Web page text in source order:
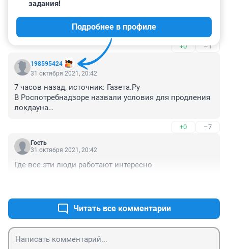
1 ноября 2021, 10:02
А потом будут ныть какие они бедные и несчастные,
целую неделю не работали. И совсем без денег
+0 –1
198595424
задания!
Подробнее в профиле
31 октября 2021, 20:42
7 часов назад, источник: Газета.Ру
В Роспотребнадзоре назвали условия для продления
локдауна
Роспотребнадзора Александр Горелов заявил, что
при коэффициенте распространения коронавируса
больше единицы нельзя исключать продления
«Известиям». получите и распишитесь😂
+0 –7
Гость
31 октября 2021, 20:42
Где все эти люди работают интересно
Читать все комментарии